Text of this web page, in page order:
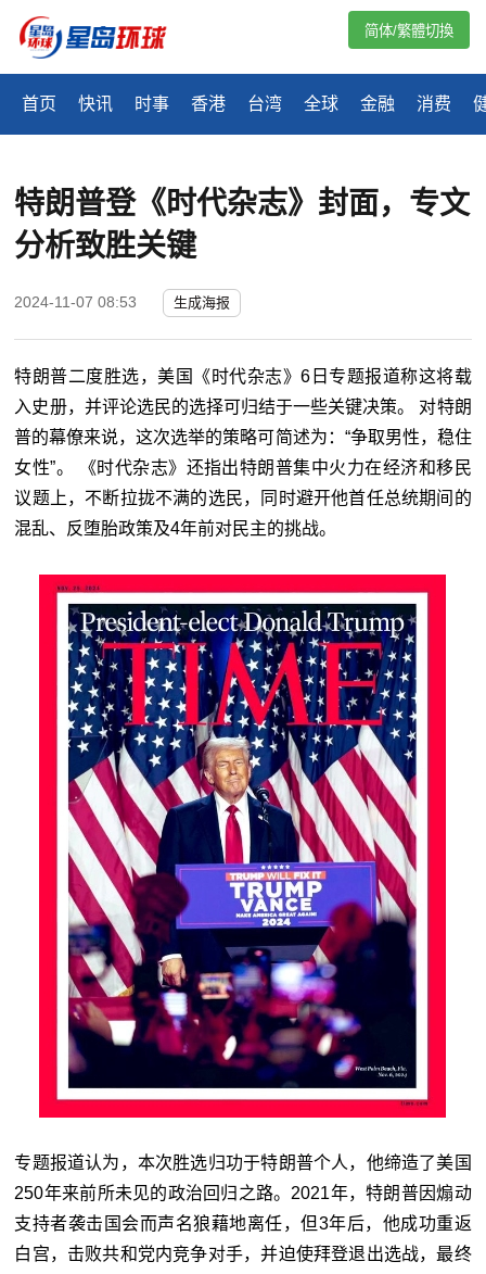
首页 快讯 时事 香港 台湾 全球 金融 消费
简体/繁體切換
特朗普登《时代杂志》封面，专文
分析致胜关键
2024-11-07 08:53 生成海报
特朗普二度胜选，美国《时代杂志》6日专题报道称这将载
入史册，并评论选民的选择可归结于一些关键决策。 对特朗
普的幕僚来说，这次选举的策略可简述为：“争取男性，稳住
女性”。 《时代杂志》还指出特朗普集中火力在经济和移民
议题上，不断拉拢不满的选民，同时避开他首任总统期间的
混乱、反堕胎政策及4年前对民主的挑战。
专题报道认为，本次胜选归功于特朗普个人，他缔造了美国
250年来前所未见的政治回归之路。2021年，特朗普因煽动
支持者袭击国会而声名狼藉地离任，但3年后，他成功重返
白宫，击败共和党内竞争对手，并迫使拜登退出选战，最终